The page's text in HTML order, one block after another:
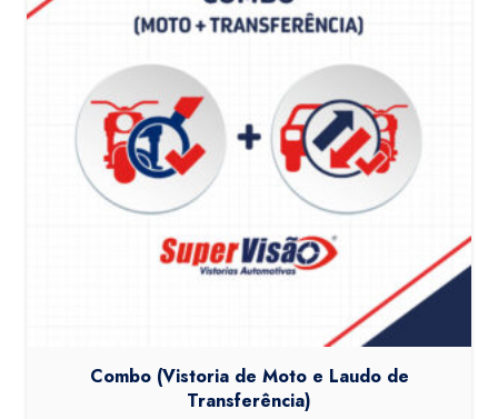
Combo (Vistoria de Moto e Laudo de
Transferência)